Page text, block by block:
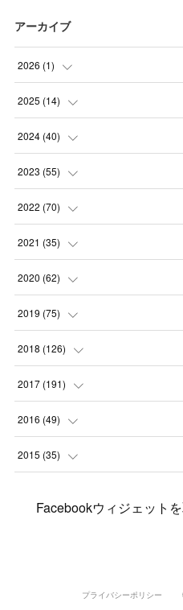
アーカイブ
2026 (1)
(1
2025 (14)
(10 )
(1
(1
(2
2024 (40)
(1
(1
(3
(2
(1)
(5)
(8)
2023 (55)
(2
(4
(3
(3
(8)
(6)
2022 (70)
(7
(11 )
(8
(1)
(3)
2021 (35)
(5
(7
(5)
(3)
(3)
2020 (62)
(6
(9)
(7)
(4
(6)
2019 (75)
(1)
(2)
(6
(7
(15)
2018 (126)
(6)
(12 )
(7
2017 (191)
(12 )
(11 )
2016 (49)
(2
2015 (35)
Facebookウィジェット
プライバシーポリシー